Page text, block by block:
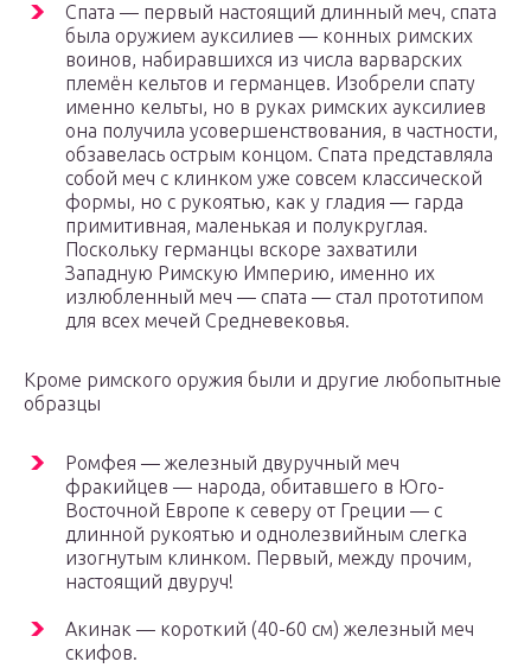
Спата — первый настоящий длинный меч, спата
была оружием ауксилиев — конных римских
воинов, набиравшихся из числа варварских
племён кельтов и германцев. Изобрели спату
именно кельты, но в руках римских ауксилиев
она получила усовершенствования, в частности,
обзавелась острым концом. Спата представляла
собой меч с клинком уже совсем классической
формы, но с рукоятью, как у гладия — гарда
примитивная, маленькая и полукруглая.
Поскольку германцы вскоре захватили
Западную Римскую Империю, именно их
излюбленный меч — спата — стал прототипом
для всех мечей Средневековья.
Кроме римского оружия были и другие любопытные
образцы
Ромфея — железный двуручный меч
фракийцев — народа, обитавшего в Юго-
Восточной Европе к северу от Греции — с
длинной рукоятью и однолезвийным слегка
изогнутым клинком. Первый, между прочим,
настоящий двуруч!
Акинак — короткий (40-60 см) железный меч
скифов.